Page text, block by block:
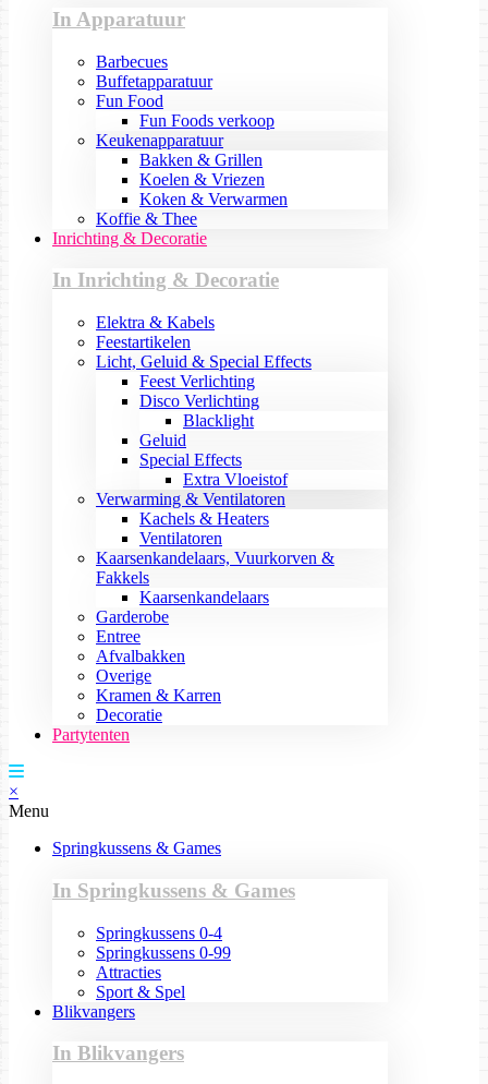
In Apparatuur
Barbecues
Buffetapparatuur
Fun Food
Fun Foods verkoop
Keukenapparatuur
Bakken & Grillen
Koelen & Vriezen
Koken & Verwarmen
Koffie & Thee
Inrichting & Decoratie
In Inrichting & Decoratie
Elektra & Kabels
Feestartikelen
Licht, Geluid & Special Effects
Feest Verlichting
Disco Verlichting
Blacklight
Geluid
Special Effects
Extra Vloeistof
Verwarming & Ventilatoren
Kachels & Heaters
Ventilatoren
Kaarsenkandelaars, Vuurkorven &
Fakkels
Kaarsenkandelaars
Garderobe
Entree
Afvalbakken
Overige
Kramen & Karren
Decoratie
Partytenten
×
Menu
Springkussens & Games
In Springkussens & Games
Springkussens 0-4
Springkussens 0-99
Attracties
Sport & Spel
Blikvangers
In Blikvangers